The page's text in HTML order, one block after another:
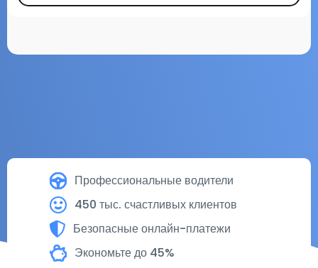
Профессиональные водители
450 тыс. счастливых клиентов
Безопасные онлайн-платежи
Экономьте до 45%